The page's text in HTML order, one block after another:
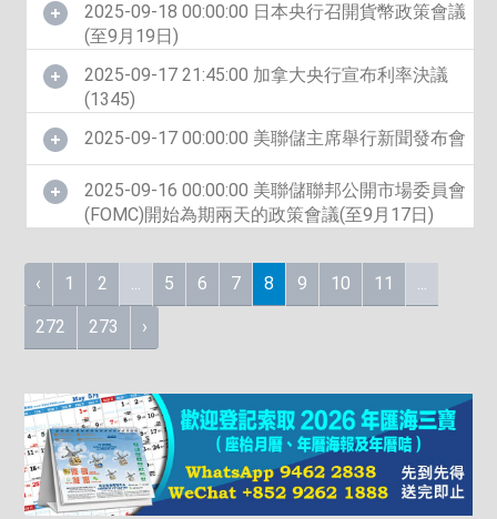
2025-09-18 00:00:00 日本央行召開貨幣政策會議
(至9月19日)
2025-09-17 21:45:00 加拿大央行宣布利率決議
(1345)
2025-09-17 00:00:00 美聯儲主席舉行新聞發布會
2025-09-16 00:00:00 美聯儲聯邦公開市場委員會
(FOMC)開始為期兩天的政策會議(至9月17日)
‹ 1 2 ... 5 6 7 8 9 10 11 ...
272 273 ›